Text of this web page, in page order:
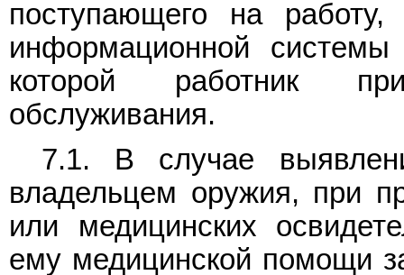
поступающего на
информационной
которой работник
обслуживания.
7.1. В случае
владельцем оружия, при
или медицинских
ему медицинской помощи